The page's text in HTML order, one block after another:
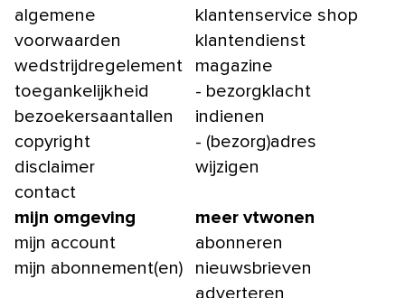
algemene
voorwaarden
wedstrijdregelement
toegankelijkheid
bezoekersaantallen
copyright
disclaimer
contact
klantenservice shop
klantendienst
magazine
- bezorgklacht
indienen
- (bezorg)adres
wijzigen
mijn omgeving
mijn account
mijn abonnement(en)
meer vtwonen
abonneren
nieuwsbrieven
adverteren